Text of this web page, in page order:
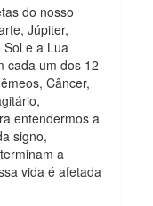
do nosso
Júpiter,
Sol e a Lua
cada um dos 12
Câncer,
entendermos a
signo,
a
vida é afetada